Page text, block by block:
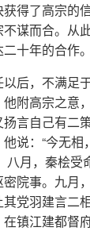
得了高宗的
谋而合。从
十年的合作。
后，不满足
附高宗之意
言自己有二
说：“今无相
八月，秦桧受
院事。九月，
党羽建言二
镇江建都督